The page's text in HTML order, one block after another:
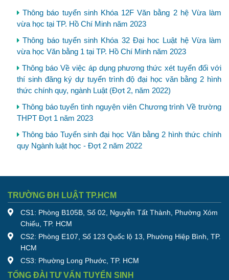
Thông báo tuyển sinh Khóa 12F Văn bằng 2 hệ Vừa làm
vừa học tại TP. Hồ Chí Minh năm 2023
Thông báo tuyển sinh Khóa 32 Đại hoc Luật hệ Vừa làm
vừa học Văn bằng 1 tại TP. Hồ Chí Minh năm 2023
Thông báo Về việc áp dụng phương thức xét tuyển đối với
thí sinh đăng ký dự tuyển trình độ đại học văn bằng 2 hình
thức chính quy, ngành Luật (Đợt 2, năm 2022)
Thông báo tuyển tình nguyện viên Chương trình Về trường
THPT Đợt 1 năm 2023
Thông báo Tuyển sinh đại học Văn bằng 2 hình thức chính
quy Ngành luật học - Đợt 2 năm 2022
TRƯỜNG ĐH LUẬT TP.HCM
CS1: Phòng B105B, Số 02, Nguyễn Tất Thành, Phường Xóm
Chiếu, TP. HCM
CS2: Phòng E107, Số 123 Quốc lộ 13, Phường Hiệp Bình, TP.
HCM
CS3: Phường Long Phước, TP. HCM
TỔNG ĐÀI TƯ VẤN TUYỂN SINH